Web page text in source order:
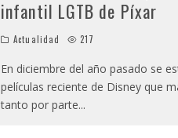
infantil LGTB de Píxar
Actualidad 217
En diciembre del año pasado se
películas reciente de Disney que
tanto por parte...